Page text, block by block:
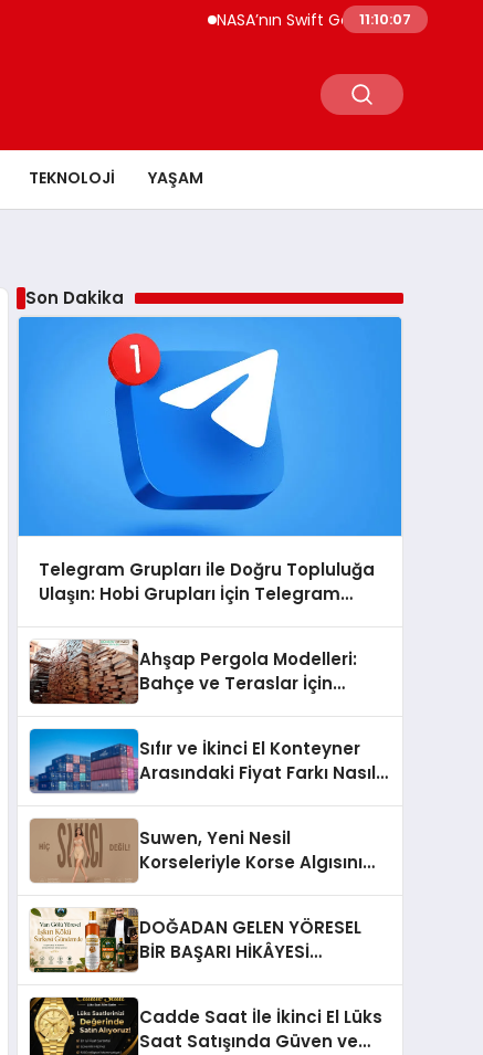
NASA’nın Swift Gözlemevi’ni Kurtaracak
11:10:08
TEKNOLOJI YAŞAM
Son Dakika
Telegram Grupları ile Doğru Topluluğa
Ulaşın: Hobi Grupları İçin Telegram
Ahşap Pergola Modelleri:
Bahçe ve Teraslar İçin
Sıfır ve İkinci El Konteyner
Arasındaki Fiyat Farkı Nasıl
Suwen, Yeni Nesil
Korseleriyle Korse Algısını
DOĞADAN GELEN YÖRESEL
BİR BAŞARI HİKÂYESİ
Yöresel Işkın Kökü Sirkesi
Cadde Saat İle İkinci El Lüks
Saat Satışında Güven ve